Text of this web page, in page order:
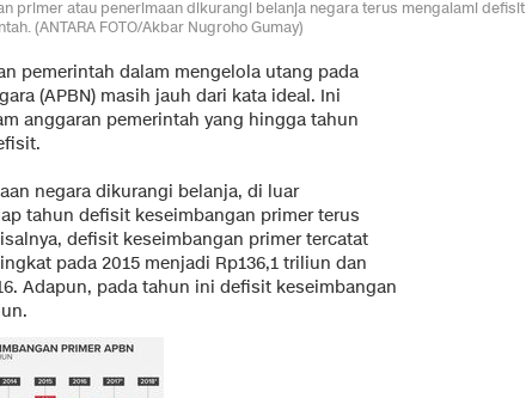
primer atau penerimaan dikurangi belanja negara terus mengalami defisit
(ANTARA FOTO/Akbar Nugroho Gumay)
pemerintah dalam mengelola utang pada
(APBN) masih jauh dari kata ideal. Ini
anggaran pemerintah yang hingga tahun
negara dikurangi belanja, di luar
tahun defisit keseimbangan primer terus
defisit keseimbangan primer tercatat
pada 2015 menjadi Rp136,1 triliun dan
Adapun, pada tahun ini defisit keseimbangan